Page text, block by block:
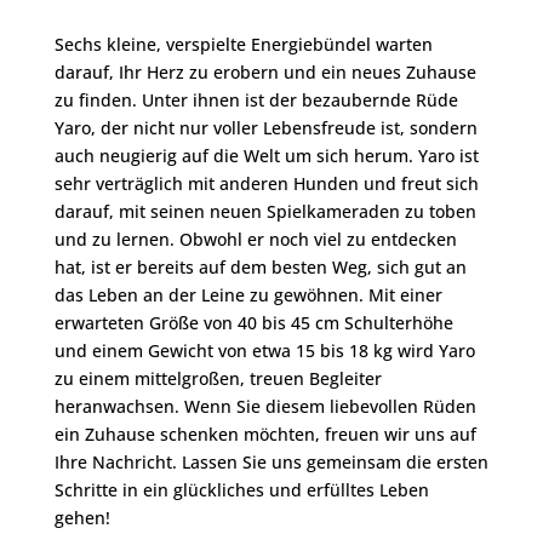
Sechs kleine, verspielte Energiebündel warten
darauf, Ihr Herz zu erobern und ein neues Zuhause
zu finden. Unter ihnen ist der bezaubernde Rüde
Yaro, der nicht nur voller Lebensfreude ist, sondern
auch neugierig auf die Welt um sich herum. Yaro ist
sehr verträglich mit anderen Hunden und freut sich
darauf, mit seinen neuen Spielkameraden zu toben
und zu lernen. Obwohl er noch viel zu entdecken
hat, ist er bereits auf dem besten Weg, sich gut an
das Leben an der Leine zu gewöhnen. Mit einer
erwarteten Größe von 40 bis 45 cm Schulterhöhe
und einem Gewicht von etwa 15 bis 18 kg wird Yaro
zu einem mittelgroßen, treuen Begleiter
heranwachsen. Wenn Sie diesem liebevollen Rüden
ein Zuhause schenken möchten, freuen wir uns auf
Ihre Nachricht. Lassen Sie uns gemeinsam die ersten
Schritte in ein glückliches und erfülltes Leben
gehen!